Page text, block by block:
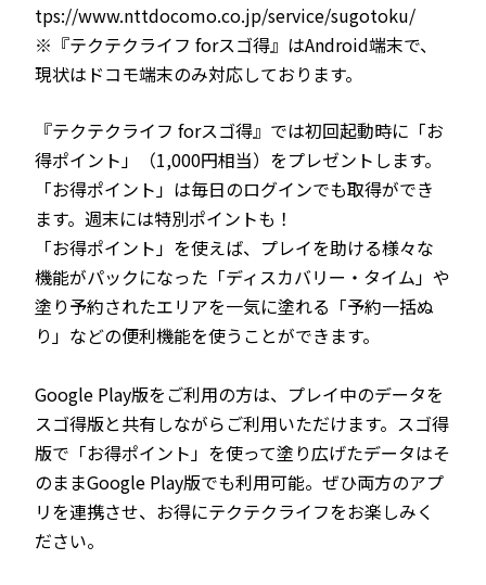
tps://www.nttdocomo.co.jp/service/sugotoku/
※『テクテクライフ forスゴ得』はAndroid端末で、
現状はドコモ端末のみ対応しております。
『テクテクライフ forスゴ得』では初回起動時に「お
得ポイント」（1,000円相当）をプレゼントします。
「お得ポイント」は毎日のログインでも取得ができ
ます。週末には特別ポイントも！
「お得ポイント」を使えば、プレイを助ける様々な
機能がパックになった「ディスカバリー・タイム」や
塗り予約されたエリアを一気に塗れる「予約一括ぬ
り」などの便利機能を使うことができます。
Google Play版をご利用の方は、プレイ中のデータを
スゴ得版と共有しながらご利用いただけます。スゴ得
版で「お得ポイント」を使って塗り広げたデータはそ
のままGoogle Play版でも利用可能。ぜひ両方のアプ
リを連携させ、お得にテクテクライフをお楽しみく
ださい。